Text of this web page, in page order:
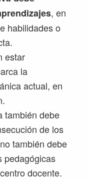
, en
habilidades o
estar
la
actual, en
también debe
de los
también debe
pedagógicas
docente.